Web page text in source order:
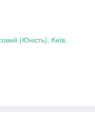
(Юність), Київ,